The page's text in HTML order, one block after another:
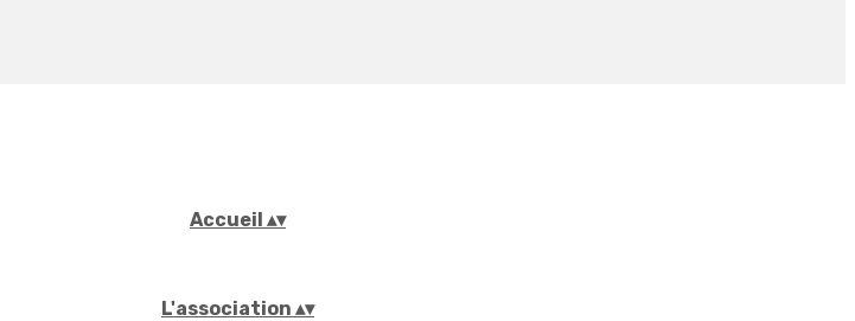
Accueil ▴▾
L'association ▴▾